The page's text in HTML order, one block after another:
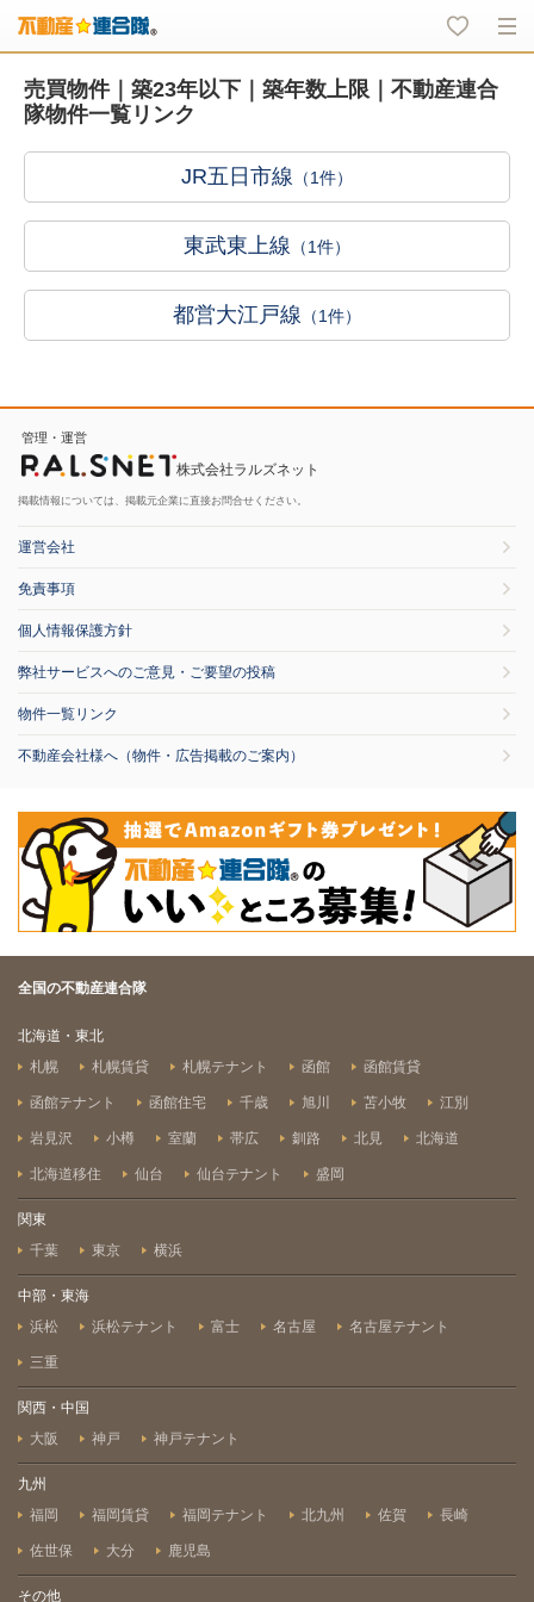
売買物件｜築23年以下｜築年数上限｜不動産連合
隊物件一覧リンク
JR五日市線 （1件）
東武東上線 （1件）
都営大江戸線 （1件）
管理・運営
株式会社ラルズネット
掲載情報については、掲載元企業に直接お問合せください。
運営会社
免責事項
個人情報保護方針
弊社サービスへのご意見・ご要望の投稿
物件一覧リンク
不動産会社様へ（物件・広告掲載のご案内）
全国の不動産連合隊
北海道・東北
札幌
札幌賃貸 札幌テナント 函館 函館賃貸
函館テナント 函館住宅 千歳 旭川 苫小牧 江別
岩見沢 小樽 室蘭 帯広 釧路 北見 北海道
北海道移住 仙台 仙台テナント 盛岡
関東
千葉
東京 横浜
中部・東海
浜松
浜松テナント 富士 名古屋 名古屋テナント
三重
関西・中国
大阪
神戸 神戸テナント
九州
福岡
福岡賃貸 福岡テナント 北九州 佐賀 長崎
佐世保 大分 鹿児島
その他